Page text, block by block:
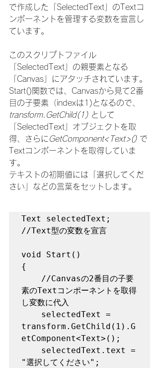
で作成した「SelectedText」のTextコ
ンポーネントを管理する変数を宣言し
ています。
このスクリプトファイル
「SelectedText」の親要素となる
「Canvas」にアタッチされています。
Start()関数では、Canvasから見て2番
目の子要素（indexは1)となるので、
transform.GetChild(1) として
「SelectedText」オブジェクトを取
得、さらに GetComponent<Text>() で
Textコンポーネントを取得していま
す。
テキストの初期値には「選択してくだ
さい」などの言葉をセットします。
Text selectedText;
//Text型の変数を宣言
void Start()
{
素のTextコンポーネントを取得
し変数に代入
transform.GetChild(1).G
etComponent<Text>();
"選択してください";